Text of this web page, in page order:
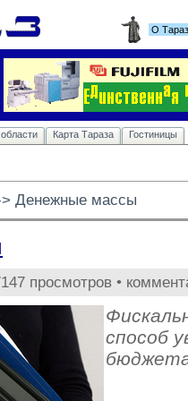
О
Карта Тараза Гостиницы
Денежные массы
просмотров •
способ